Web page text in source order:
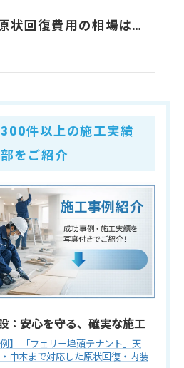
原状回復費用の相場は？確認すべき注意点とトラブル事例
件以上の施工実績
をご紹介
：安心を守る、確実な施工
例】 「フェリー埠頭テナント」天
巾木まで対応した原状回復・内装